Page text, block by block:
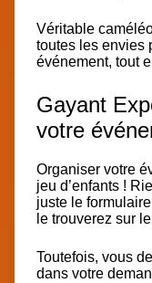
Véritable
toutes les envies
événement, tout
Gayant
votre
Organiser votre
jeu d’enfants !
juste le
le trouverez sur
Toutefois, vous
dans votre